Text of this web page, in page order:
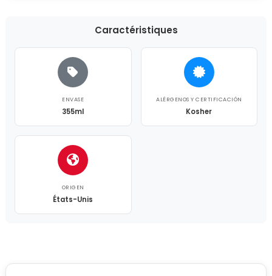
Caractéristiques
ENVASE
355ml
ALÉRGENOS Y CERTIFICACIÓN
Kosher
ORIGEN
États-Unis